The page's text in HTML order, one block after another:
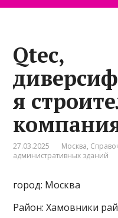
Qtec,
я
27.03.2025 Москва,
административных зданий
город: Москва
Район: Хамовники